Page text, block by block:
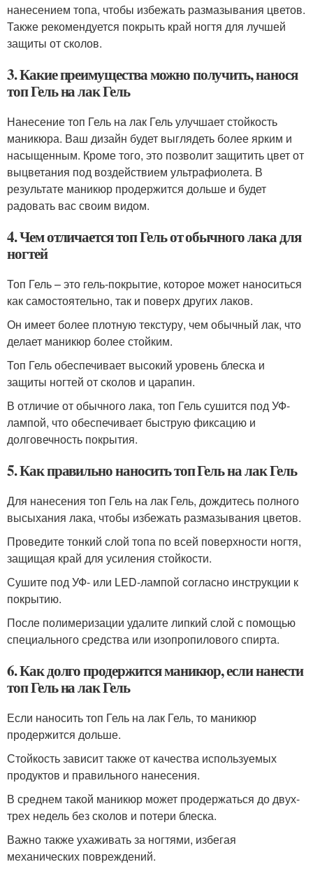
нанесением топа, чтобы избежать размазывания цветов.
Также рекомендуется покрыть край ногтя для лучшей
защиты от сколов.
3. Какие преимущества можно получить, нанося
топ Гель на лак Гель
Нанесение топ Гель на лак Гель улучшает стойкость
маникюра. Ваш дизайн будет выглядеть более ярким и
насыщенным. Кроме того, это позволит защитить цвет от
выцветания под воздействием ультрафиолета. В
результате маникюр продержится дольше и будет
радовать вас своим видом.
4. Чем отличается топ Гель от обычного лака для
ногтей
Топ Гель – это гель-покрытие, которое может наноситься
как самостоятельно, так и поверх других лаков.
Он имеет более плотную текстуру, чем обычный лак, что
делает маникюр более стойким.
Топ Гель обеспечивает высокий уровень блеска и
защиты ногтей от сколов и царапин.
В отличие от обычного лака, топ Гель сушится под УФ-
лампой, что обеспечивает быструю фиксацию и
долговечность покрытия.
5. Как правильно наносить топ Гель на лак Гель
Для нанесения топ Гель на лак Гель, дождитесь полного
высыхания лака, чтобы избежать размазывания цветов.
Проведите тонкий слой топа по всей поверхности ногтя,
защищая край для усиления стойкости.
Сушите под УФ- или LED-лампой согласно инструкции к
покрытию.
После полимеризации удалите липкий слой с помощью
специального средства или изопропилового спирта.
6. Как долго продержится маникюр, если нанести
топ Гель на лак Гель
Если наносить топ Гель на лак Гель, то маникюр
продержится дольше.
Стойкость зависит также от качества используемых
продуктов и правильного нанесения.
В среднем такой маникюр может продержаться до двух-
трех недель без сколов и потери блеска.
Важно также ухаживать за ногтями, избегая
механических повреждений.